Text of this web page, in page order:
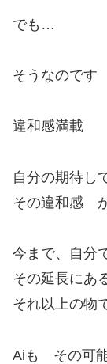
でも…
そうなのです
違和感満載
自分の期待し
その違和感
今まで、自分
その延長にあ
それ以上の物
Aiも その可